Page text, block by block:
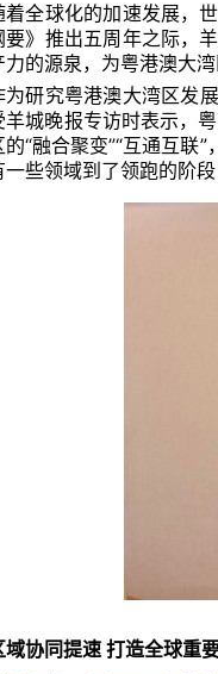
着全球化的加速发展，
要》推出五周年之际，
力的源泉，为粤港澳大
为研究粤港澳大湾区发
羊城晚报专访时表示，
的“融合聚变”“互通互联
一些领域到了领跑的阶
域协同提速 打造全球重